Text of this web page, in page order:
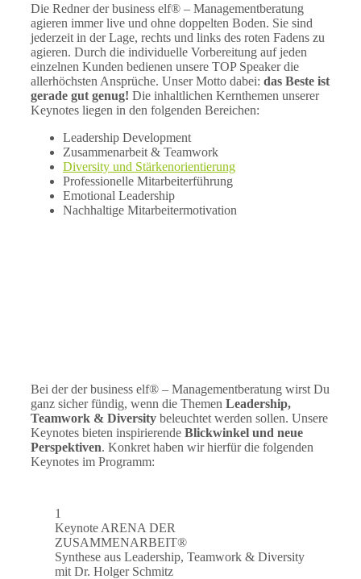
Die Redner der business elf® – Managementberatung
agieren immer live und ohne doppelten Boden. Sie sind
jederzeit in der Lage, rechts und links des roten Fadens zu
agieren. Durch die individuelle Vorbereitung auf jeden
einzelnen Kunden bedienen unsere TOP Speaker die
allerhöchsten Ansprüche. Unser Motto dabei: das Beste ist
gerade gut genug! Die inhaltlichen Kernthemen unserer
Keynotes liegen in den folgenden Bereichen:
Leadership Development
Zusammenarbeit & Teamwork
Diversity und Stärkenorientierung
Professionelle Mitarbeiterführung
Emotional Leadership
Nachhaltige Mitarbeitermotivation
Bei der der business elf® – Managementberatung wirst Du
ganz sicher fündig, wenn die Themen Leadership,
Teamwork & Diversity beleuchtet werden sollen. Unsere
Keynotes bieten inspirierende Blickwinkel und neue
Perspektiven. Konkret haben wir hierfür die folgenden
Keynotes im Programm:
1
Keynote ARENA DER
ZUSAMMENARBEIT®
Synthese aus Leadership, Teamwork & Diversity
mit Dr. Holger Schmitz